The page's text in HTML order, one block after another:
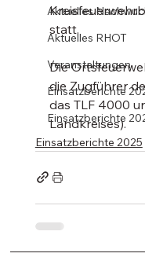
Aktuelles
Aktuelles RHOT
Veranstaltungen
Einsatzberichte
Einsatzberichte
statt.
Die
die Zugführer
das TLF 4000
Landkreises).
Einsatzberichte 2025